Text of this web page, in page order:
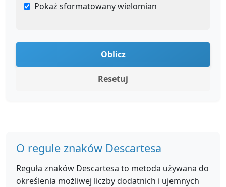
Pokaż sformatowany wielomian
Oblicz
Resetuj
O regule znaków Descartesa
Reguła znaków Descartesa to metoda używana do
określenia możliwej liczby dodatnich i ujemnych